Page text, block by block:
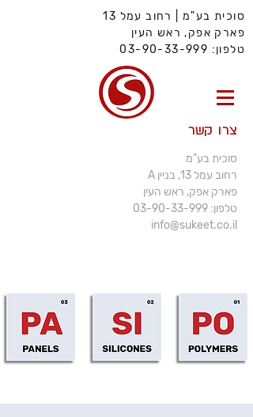
סוכית בע"מ | רחוב עמל 13
פארק אפק, ראש העין
טלפון: 03-90-33-999
צרו קשר
סוכית בע"מ
רחוב עמל 13, בניין A
פארק אפק, ראש העין
טלפון: 03-90-33-999
info@sukeet.co.il